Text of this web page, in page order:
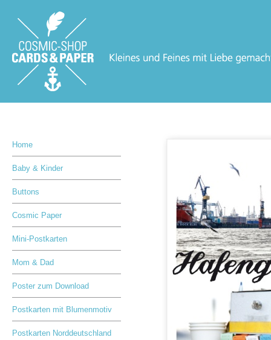
Home
Baby & Kinder
Buttons
Cosmic Paper
Mini-Postkarten
Mom & Dad
Poster zum Download
Postkarten mit Blumenmotiv
Postkarten Norddeutschland